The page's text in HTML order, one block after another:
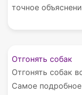
точное
Отгонять собак
Отгонять собак
Самое